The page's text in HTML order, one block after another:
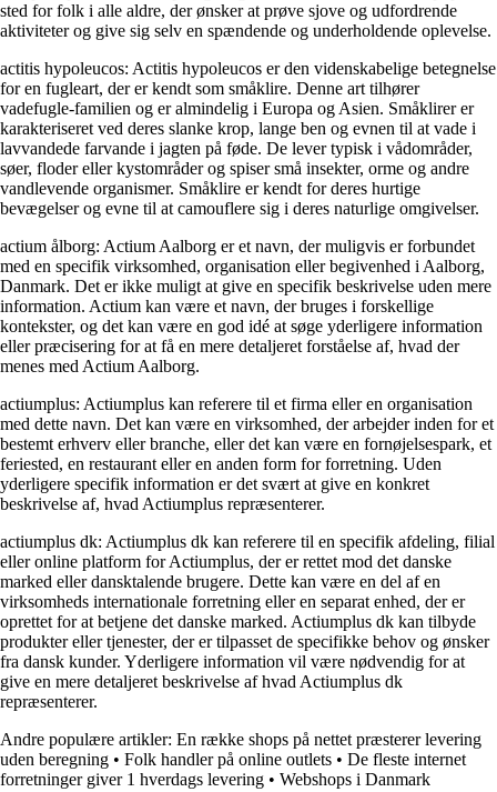
sted for folk i alle aldre, der ønsker at prøve sjove og udfordrende
aktiviteter og give sig selv en spændende og underholdende oplevelse.
actitis hypoleucos: Actitis hypoleucos er den videnskabelige betegnelse
for en fugleart, der er kendt som småklire. Denne art tilhører
vadefugle-familien og er almindelig i Europa og Asien. Småklirer er
karakteriseret ved deres slanke krop, lange ben og evnen til at vade i
lavvandede farvande i jagten på føde. De lever typisk i vådområder,
søer, floder eller kystområder og spiser små insekter, orme og andre
vandlevende organismer. Småklire er kendt for deres hurtige
bevægelser og evne til at camouflere sig i deres naturlige omgivelser.
actium ålborg: Actium Aalborg er et navn, der muligvis er forbundet
med en specifik virksomhed, organisation eller begivenhed i Aalborg,
Danmark. Det er ikke muligt at give en specifik beskrivelse uden mere
information. Actium kan være et navn, der bruges i forskellige
kontekster, og det kan være en god idé at søge yderligere information
eller præcisering for at få en mere detaljeret forståelse af, hvad der
menes med Actium Aalborg.
actiumplus: Actiumplus kan referere til et firma eller en organisation
med dette navn. Det kan være en virksomhed, der arbejder inden for et
bestemt erhverv eller branche, eller det kan være en fornøjelsespark, et
feriested, en restaurant eller en anden form for forretning. Uden
yderligere specifik information er det svært at give en konkret
beskrivelse af, hvad Actiumplus repræsenterer.
actiumplus dk: Actiumplus dk kan referere til en specifik afdeling, filial
eller online platform for Actiumplus, der er rettet mod det danske
marked eller dansktalende brugere. Dette kan være en del af en
virksomheds internationale forretning eller en separat enhed, der er
oprettet for at betjene det danske marked. Actiumplus dk kan tilbyde
produkter eller tjenester, der er tilpasset de specifikke behov og ønsker
fra dansk kunder. Yderligere information vil være nødvendig for at
give en mere detaljeret beskrivelse af hvad Actiumplus dk
repræsenterer.
Andre populære artikler: En række shops på nettet præsterer levering
uden beregning • Folk handler på online outlets • De fleste internet
forretninger giver 1 hverdags levering • Webshops i Danmark